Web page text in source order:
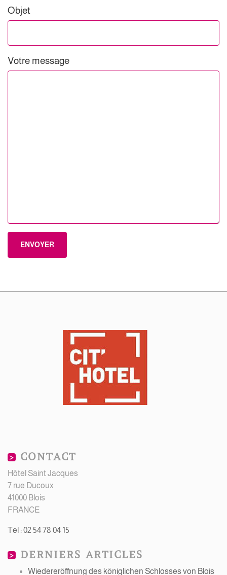
Objet
Votre message
CONTACT
Hôtel Saint Jacques
7 rue Ducoux
41000 Blois
FRANCE
Tel : 02 54 78 04 15
DERNIERS ARTICLES
Wiedereröffnung des königlichen Schlosses von Blois